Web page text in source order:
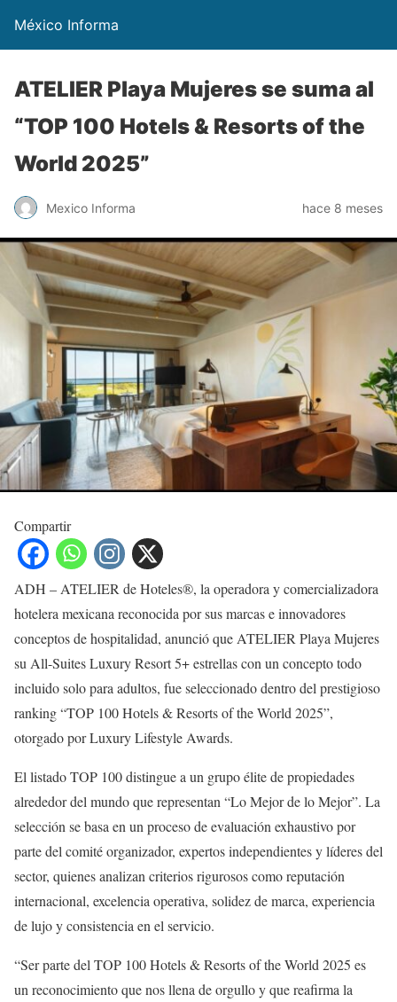
México Informa
ATELIER Playa Mujeres se suma al
“TOP 100 Hotels & Resorts of the
World 2025”
Mexico Informa hace 8 meses
Compartir
ADH – ATELIER de Hoteles®, la operadora y comercializadora
hotelera mexicana reconocida por sus marcas e innovadores
conceptos de hospitalidad, anunció que ATELIER Playa Mujeres
su All-Suites Luxury Resort 5+ estrellas con un concepto todo
incluido solo para adultos, fue seleccionado dentro del prestigioso
ranking “TOP 100 Hotels & Resorts of the World 2025”,
otorgado por Luxury Lifestyle Awards.
El listado TOP 100 distingue a un grupo élite de propiedades
alrededor del mundo que representan “Lo Mejor de lo Mejor”. La
selección se basa en un proceso de evaluación exhaustivo por
parte del comité organizador, expertos independientes y líderes del
sector, quienes analizan criterios rigurosos como reputación
internacional, excelencia operativa, solidez de marca, experiencia
de lujo y consistencia en el servicio.
“Ser parte del TOP 100 Hotels & Resorts of the World 2025 es
un reconocimiento que nos llena de orgullo y que reafirma la